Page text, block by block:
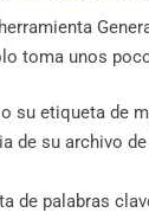
toma unos
su etiqueta de
de su archivo
de palabras